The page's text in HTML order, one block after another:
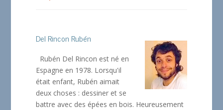
Del Rincon Rubén
Rubén Del Rincon est né en
Espagne en 1978. Lorsqu'il
était enfant, Rubén aimait
deux choses : dessiner et se
battre avec des épées en bois. Heureusement